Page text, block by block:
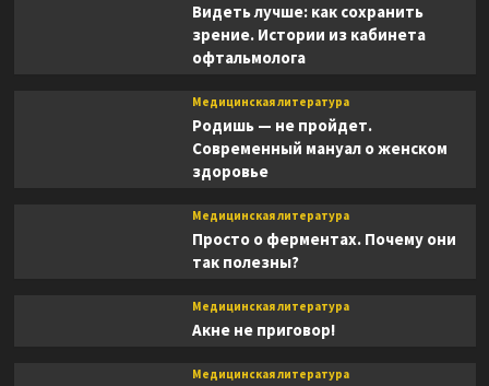
Видеть лучше: как сохранить
зрение. Истории из кабинета
офтальмолога
Медицинская литература
Родишь — не пройдет.
Современный мануал о женском
здоровье
Медицинская литература
Просто о ферментах. Почему они
так полезны?
Медицинская литература
Акне не приговор!
Медицинская литература